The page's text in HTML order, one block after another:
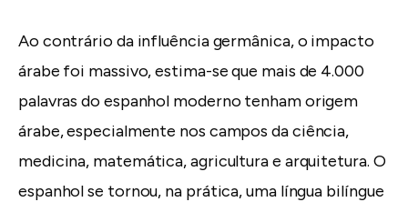
Ao contrário da influência germânica, o impacto
árabe foi massivo, estima-se que mais de 4.000
palavras do espanhol moderno tenham origem
árabe, especialmente nos campos da ciência,
medicina, matemática, agricultura e arquitetura. O
espanhol se tornou, na prática, uma língua bilíngue